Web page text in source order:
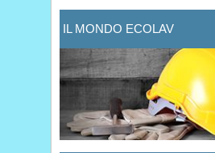
IL MONDO ECOLAV